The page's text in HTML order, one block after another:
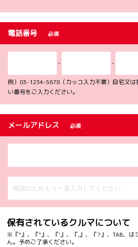
電話番号 必須
- -
例）03-1234-5678（カッコ入力不要）自宅又は
い番号をご入力ください。
メールアドレス 必須
保有されているクルマについて
※『”』、『"』、『'』、『,』、『?』、TAB、は
ん。予めご了承ください。